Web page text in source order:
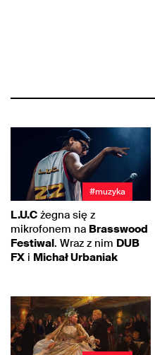
#muzyka
L.U.C żegna się z
mikrofonem na Brasswood
Festiwal. Wraz z nim DUB
FX i Michał Urbaniak